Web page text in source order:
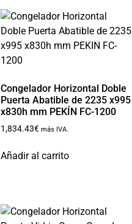
Congelador Horizontal Doble
Puerta Abatible de 2235 x995
x830h mm PEKÍN FC-1200
1,834.43€ más IVA.
Añadir al carrito